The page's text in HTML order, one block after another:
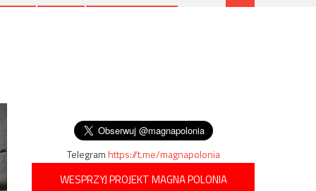
Telegramhttps://t.me/magnapolonia
WESPRZYJ PROJEKT MAGNA POLONIA